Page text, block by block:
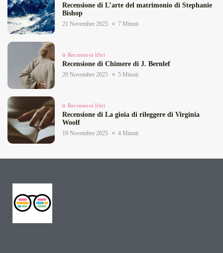
Recensione di L’arte del matrimonio di Stephanie
Bishop
21 Novembre 2025 7 Minuti
Recensioni libri
Recensione di Chimere di J. Bernlef
20 Novembre 2025 5 Minuti
Recensioni libri
Recensione di La gioia di rileggere di Virginia
Woolf
19 Novembre 2025 4 Minuti